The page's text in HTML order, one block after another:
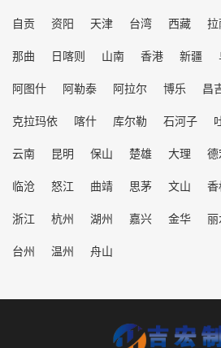
自贡
资阳 天津 台湾 西藏
那曲
日喀则 山南 香港 新疆
阿图什
阿勒泰 阿拉尔 博乐 昌
克拉玛依
喀什 库尔勒 石河子
云南
昆明 保山 楚雄 大理
临沧
怒江 曲靖 思茅 文山
浙江
杭州 湖州 嘉兴 金华
台州
温州 舟山